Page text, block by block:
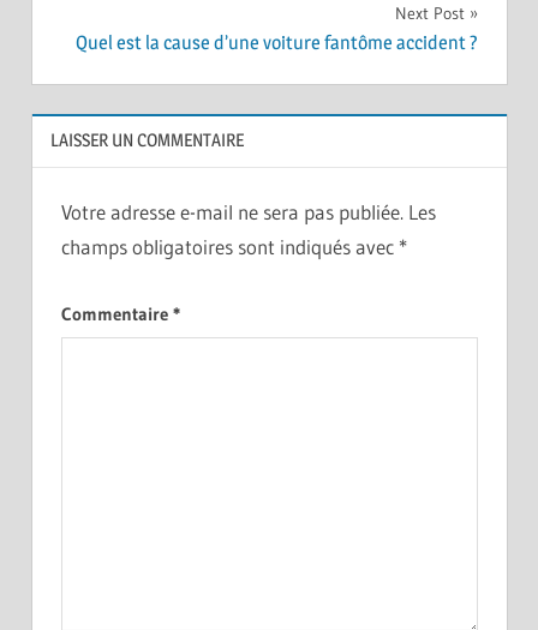
Next Post
Quel est la cause d’une voiture fantôme accident ?
LAISSER UN COMMENTAIRE
Votre adresse e-mail ne sera pas publiée. Les
champs obligatoires sont indiqués avec *
Commentaire *